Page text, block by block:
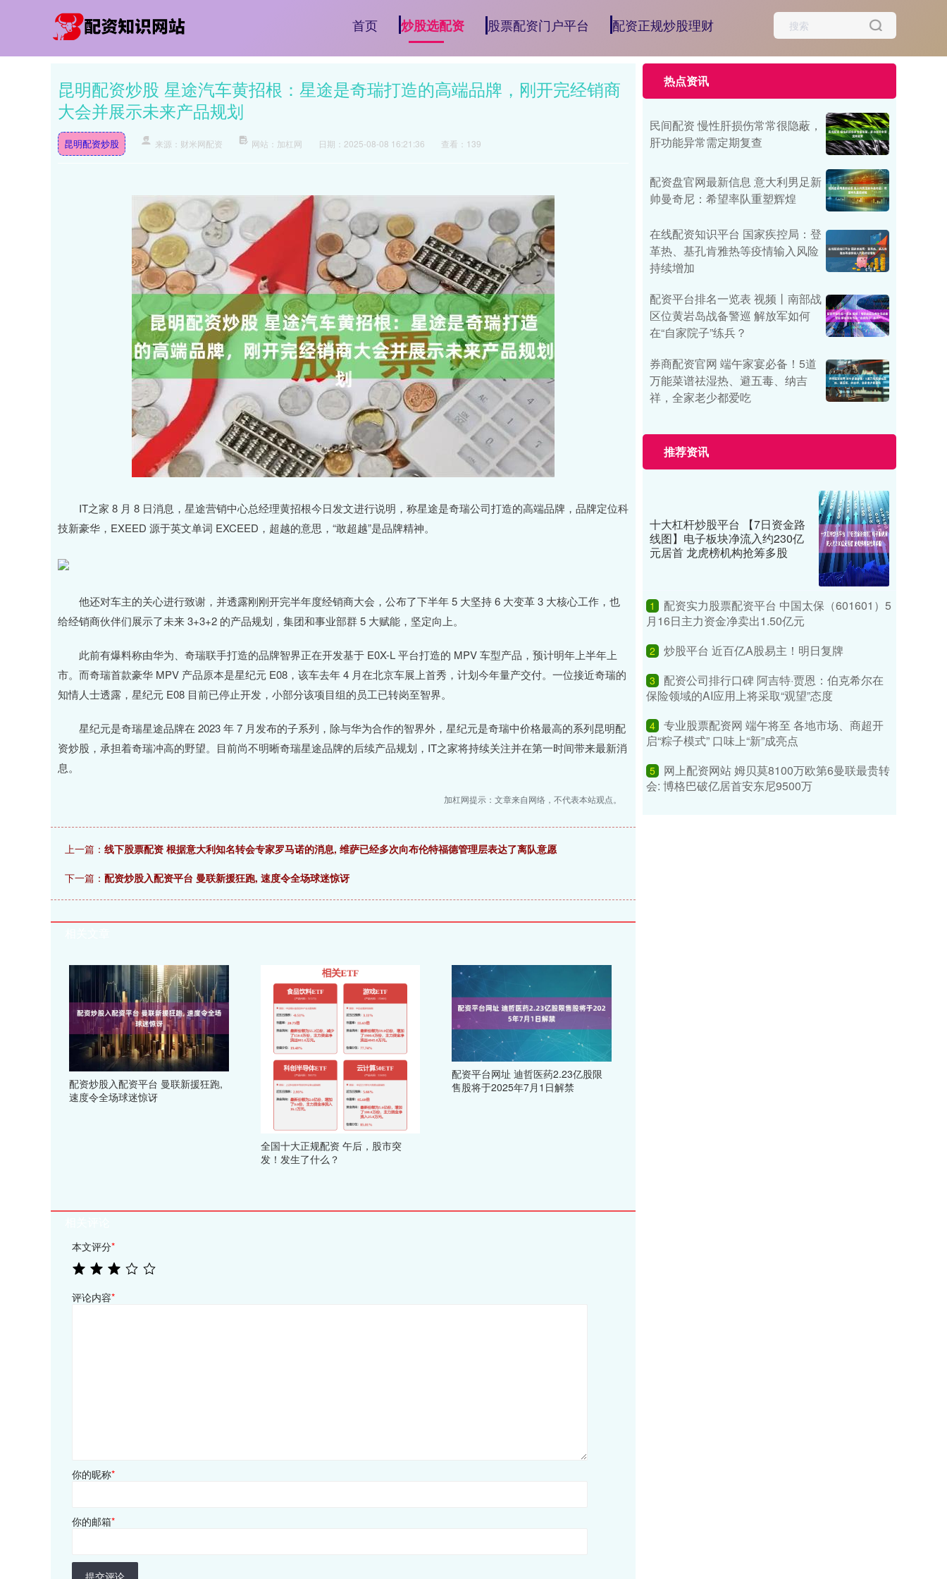
首页 炒股选配资 股票配资门户平台 配资正规炒股理财
昆明配资炒股 星途汽车黄招根：星途是奇瑞打造的高端品牌，刚开完经销商
大会并展示未来产品规划
昆明配资炒股 来源：财米网配资 网站：加杠网 日期：2025-08-08 16:21:36 查看：139
IT之家 8 月 8 日消息，星途营销中心总经理黄招根今日发文进行说明，称星途是奇瑞公司打造的高端品牌，品牌定位科
技新豪华，EXEED 源于英文单词 EXCEED，超越的意思，“敢超越”是品牌精神。
他还对车主的关心进行致谢，并透露刚刚开完半年度经销商大会，公布了下半年 5 大坚持 6 大变革 3 大核心工作，也
给经销商伙伴们展示了未来 3+3+2 的产品规划，集团和事业部群 5 大赋能，坚定向上。
此前有爆料称由华为、奇瑞联手打造的品牌智界正在开发基于 E0X-L 平台打造的 MPV 车型产品，预计明年上半年上
市。而奇瑞首款豪华 MPV 产品原本是星纪元 E08，该车去年 4 月在北京车展上首秀，计划今年量产交付。一位接近奇瑞的
知情人士透露，星纪元 E08 目前已停止开发，小部分该项目组的员工已转岗至智界。
星纪元是奇瑞星途品牌在 2023 年 7 月发布的子系列，除与华为合作的智界外，星纪元是奇瑞中价格最高的系列昆明配
资炒股，承担着奇瑞冲高的野望。目前尚不明晰奇瑞星途品牌的后续产品规划，IT之家将持续关注并在第一时间带来最新消
息。
加杠网提示：文章来自网络，不代表本站观点。
上一篇： 线下股票配资 根据意大利知名转会专家罗马诺的消息, 维萨已经多次向布伦特福德管理层表达了离队意愿
下一篇： 配资炒股入配资平台 曼联新援狂跑, 速度令全场球迷惊讶
配资炒股入配资平台 曼联新援狂跑,
速度令全场球迷惊讶
全国十大正规配资 午后，股市突
发！发生了什么？
配资平台网址 迪哲医药2.23亿股限
售股将于2025年7月1日解禁
本文评分*
评论内容*
你的昵称*
你的邮箱*
提交评论
热点资讯
民间配资 慢性肝损伤常常很隐蔽，
肝功能异常需定期复查
配资盘官网最新信息 意大利男足新
帅曼奇尼：希望率队重塑辉煌
在线配资知识平台 国家疾控局：登
革热、基孔肯雅热等疫情输入风险
持续增加
配资平台排名一览表 视频丨南部战
区位黄岩岛战备警巡 解放军如何
在“自家院子”练兵？
券商配资官网 端午家宴必备！5道
万能菜谱祛湿热、避五毒、纳吉
祥，全家老少都爱吃
推荐资讯
十大杠杆炒股平台 【7日资金路
线图】电子板块净流入约230亿
元居首 龙虎榜机构抢筹多股
1
配资实力股票配资平台 中国太保（601601）5
月16日主力资金净卖出1.50亿元
2 炒股平台 近百亿A股易主！明日复牌
3
配资公司排行口碑 阿吉特·贾恩：伯克希尔在
保险领域的AI应用上将采取“观望”态度
4 专业股票配资网 端午将至 各地市场、商超开
启“粽子模式” 口味上“新”成亮点
5
网上配资网站 姆贝莫8100万欧第6曼联最贵转
会: 博格巴破亿居首安东尼9500万